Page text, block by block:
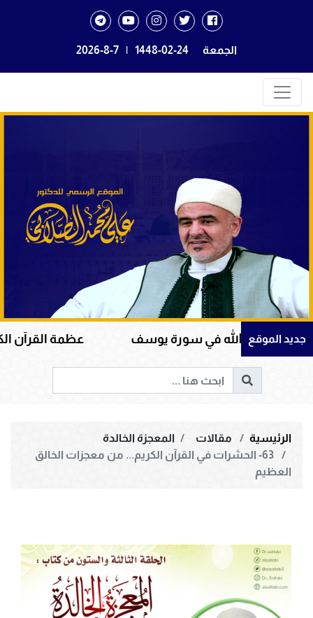
الجمعة 1448-02-24
|
2026-8-7
جديد الموقع
في سورة يوسف عظمة القرآن الكريم في هداية
الرئيسية مقالات
المعجزة الخالدة
63- الحشرات في القرآن الكريم... من معجزات الخالق
العظيم